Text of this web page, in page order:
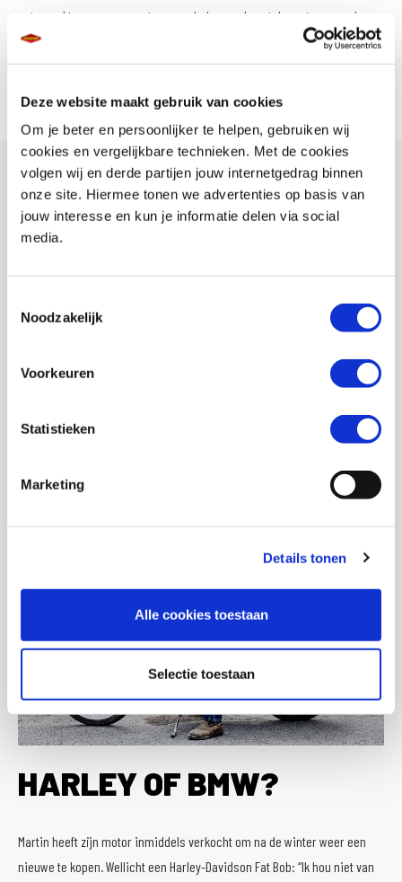
Deze website maakt gebruik van cookies
Om je beter en persoonlijker te helpen, gebruiken wij
cookies en vergelijkbare technieken. Met de cookies
volgen wij en derde partijen jouw internetgedrag binnen
onze site. Hiermee tonen we advertenties op basis van
jouw interesse en kun je informatie delen via social
media.
Noodzakelijk
Voorkeuren
Statistieken
Marketing
Details tonen
Alle cookies toestaan
Selectie toestaan
getrouwd toen we samen twee-en-halve week met de motor op pad
gingen. Zij ging achterop. Nu is ze bezig om zelf haar rijbewijs te halen
en heeft ze al een Honda Rebel gekocht. Haar zoon is nu ook met het
HARLEY OF BMW?
Martin heeft zijn motor inmiddels verkocht om na de winter weer een
nieuwe te kopen. Wellicht een Harley-Davidson Fat Bob: “Ik hou niet van